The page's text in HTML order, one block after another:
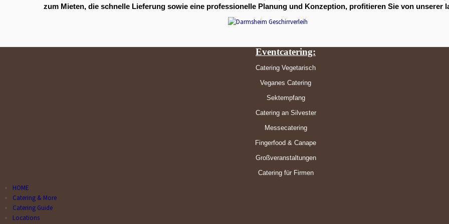
zum Mieten, die schnelle Lieferung sowie eine professionelle Planung und Konzeption, profitieren Sie von unserer
Eventcatering:
Catering Vegetarisch
Veganes Catering
Sektempfang
Catering an Silvester
Messecatering
Fingerfood & Canape
Großveranstaltungen
Catering für Firmen
HOME
Catering & More
Catering Guide
Locations